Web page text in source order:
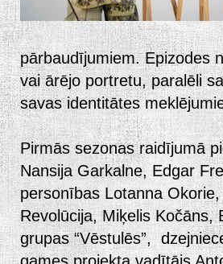
pārbaudījumiem. Epizodes
vai ārējo portretu, paralēli
savas identitātes
Pirmās sezonas raidījumā
Nansija Garkalne, Edgar
personības Lotanna
Revolūcija, Miķelis
grupas “Vēstulēs”,